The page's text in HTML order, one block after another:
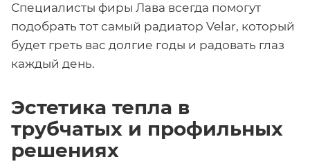
Специалисты фиры Лава всегда помогут
подобрать тот самый радиатор Velar, который
будет греть вас долгие годы и радовать глаз
каждый день.
Эстетика тепла в
трубчатых и профильных
решениях